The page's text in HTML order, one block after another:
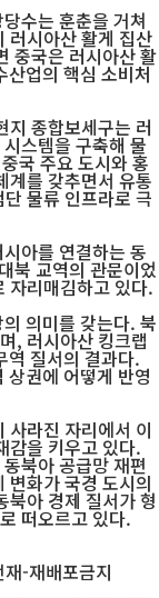
수는 훈춘을 거쳐
러시아산 활게 집산
중국은 러시아산 활
산업의 핵심 소비처
지 종합보세구는 러
스템을 구축해 물
국 주요 도시와 홍
계를 갖추면서 유통
물류 인프라로 극
아를 연결하는 동
북 교역의 관문이었
자리매김하고 있다.
의미를 갖는다. 북
, 러시아산 킹크랩
역 질서의 결과다.
권에 어떻게 반영
사라진 자리에서 이
감을 키우고 있다.
북아 공급망 재편
변화가 국경 도시의
북아 경제 질서가 형
떠오르고 있다.
-재배포금지